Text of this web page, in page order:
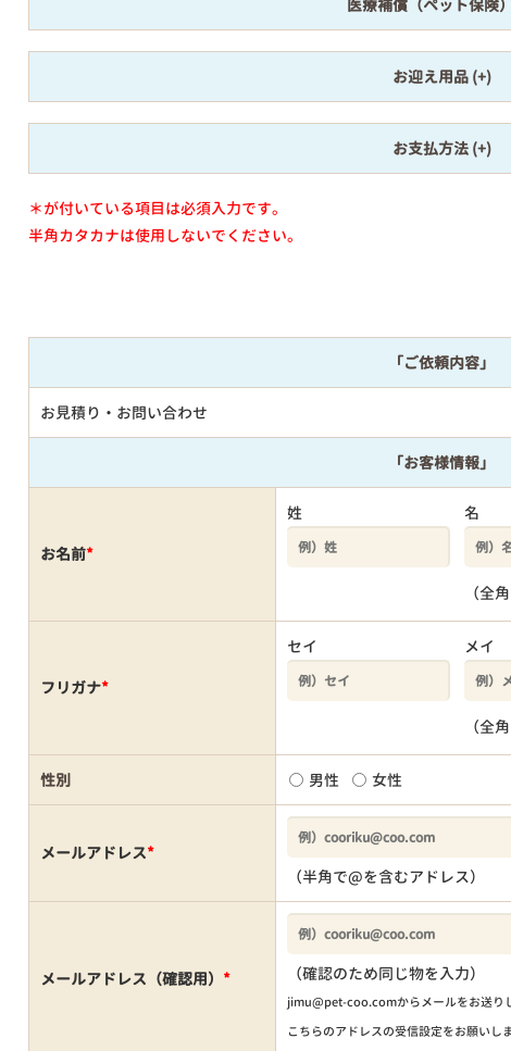
医療補償（ペット保険
お迎え用品
お支払方法
＊が付いている項目は必須入力です。
半角カタカナは使用しないでください。
「ご依頼内容」
お見積り・お問い合わせ
「お客様情報」
お名前*
姓 名
（全
フリガナ*
セイ メイ
（全
性別 男性 女性
メールアドレス*
（半角で@を含むアドレス）
メールアドレス（確認用） * （確認のため同じ物を入力）
jimu@pet-coo.comからメールをお送り
こちらのアドレスの受信設定をお願いし